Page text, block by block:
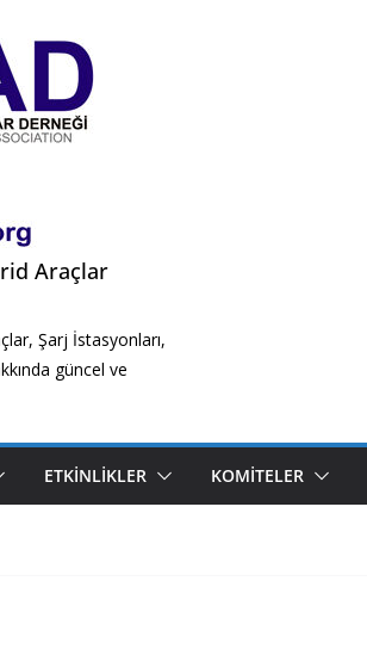
Araçlar
Şarj İstasyonları,
güncel ve
ETKINLIKLER KOMITELER